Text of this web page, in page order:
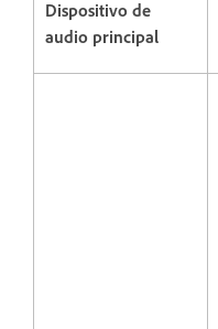
Dispositivo de
audio principal